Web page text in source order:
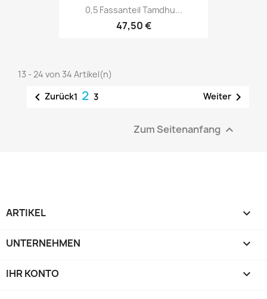
0,5 Fassanteil Tamdhu...
47,50 €
13 - 24 von 34 Artikel(n)
 Zurück1 2 3 Weiter 
Zum Seitenanfang 
ARTIKEL 
UNTERNEHMEN 
IHR KONTO 